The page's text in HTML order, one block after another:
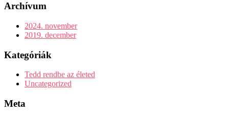
Archívum
2024. november
2019. december
Kategóriák
Tedd rendbe az életed
Uncategorized
Meta